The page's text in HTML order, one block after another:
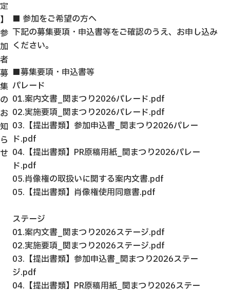
定
】
参
加
者
募
集
の
お
知
ら
せ
■ 参加をご希望の方へ
下記の募集要項・申込書等をご確認のうえ、お申し込み
ください。
■募集要項・申込書等
パレード
01.案内文書_関まつり2026パレード.pdf
02.実施要項_関まつり2026パレード.pdf
03.【提出書類】参加申込書_関まつり2026パレー
ド.pdf
04.【提出書類】PR原稿用紙_関まつり2026パレー
ド.pdf
05.肖像権の取扱いに関する案内文書.pdf
05.【提出書類】肖像権使用同意書.pdf
ステージ
01.案内文書_関まつり2026ステージ.pdf
02.実施要項_関まつり2026ステージ.pdf
03.【提出書類】参加申込書_関まつり2026ステー
ジ.pdf
04.【提出書類】PR原稿用紙_関まつり2026ステー